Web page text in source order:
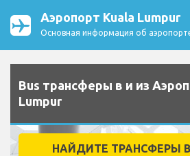
Аэропорт Kuala Lumpur
Основная информация об аэропорте
Bus трансферы в и из
Lumpur
НАЙДИТЕ ТРАНСФЕРЫ